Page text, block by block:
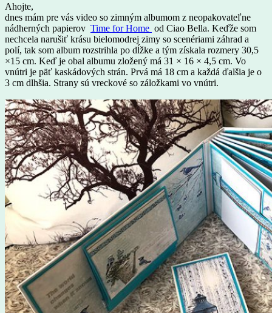
Ahojte,
dnes mám pre vás video so zimným albumom z neopakovateľne
nádherných papierov Time for Home od Ciao Bella. Keďže som
nechcela narušiť krásu bielomodrej zimy so scenériami záhrad a
polí, tak som album rozstrihla po dĺžke a tým získala rozmery 30,5
×15 cm. Keď je obal albumu zložený má 31 × 16 × 4,5 cm. Vo
vnútri je päť kaskádových strán. Prvá má 18 cm a každá ďalšia je o
3 cm dlhšia. Strany sú vreckové so záložkami vo vnútri.